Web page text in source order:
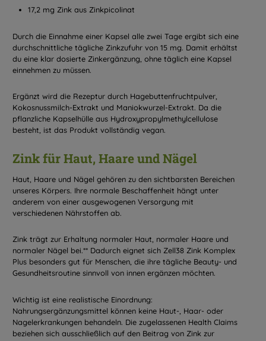
17,2 mg Zink aus Zinkpicolinat
Durch die Einnahme einer Kapsel alle zwei Tage ergibt sich eine
durchschnittliche tägliche Zinkzufuhr von 15 mg. Damit erhältst
du eine klar dosierte Zinkergänzung, ohne täglich eine Kapsel
einnehmen zu müssen.
Ergänzt wird die Rezeptur durch Hagebuttenfruchtpulver,
Kokosnussmilch-Extrakt und Maniokwurzel-Extrakt. Da die
pflanzliche Kapselhülle aus Hydroxypropylmethylcellulose
besteht, ist das Produkt vollständig vegan.
Zink für Haut, Haare und Nägel
Haut, Haare und Nägel gehören zu den sichtbarsten Bereichen
unseres Körpers. Ihre normale Beschaffenheit hängt unter
anderem von einer ausgewogenen Versorgung mit
verschiedenen Nährstoffen ab.
Zink trägt zur Erhaltung normaler Haut, normaler Haare und
normaler Nägel bei.** Dadurch eignet sich Zell38 Zink Komplex
Plus besonders gut für Menschen, die ihre tägliche Beauty- und
Gesundheitsroutine sinnvoll von innen ergänzen möchten.
Wichtig ist eine realistische Einordnung:
Nahrungsergänzungsmittel können keine Haut-, Haar- oder
Nagelerkrankungen behandeln. Die zugelassenen Health Claims
beziehen sich ausschließlich auf den Beitrag von Zink zur